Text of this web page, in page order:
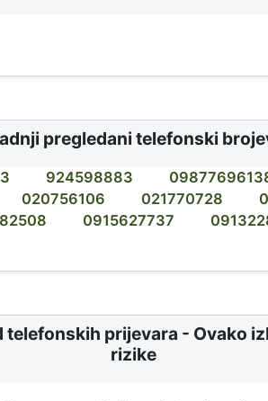
pregledani telefonski
924598883
020756106 021770728
0915627737
telefonskih prijevara - Ovako
rizike